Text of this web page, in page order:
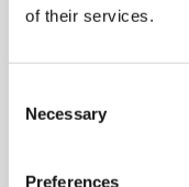
of their services.
Necessary
Preferences